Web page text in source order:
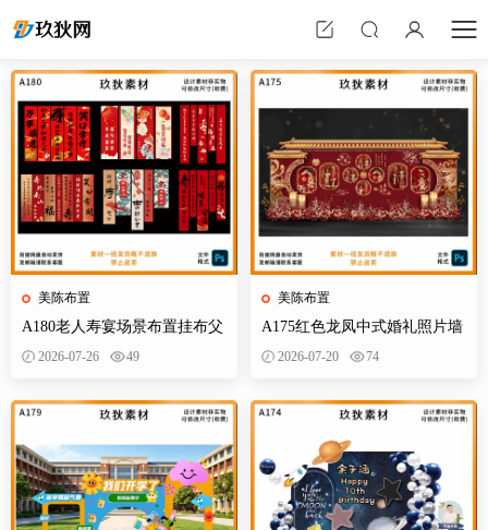
美陈布置
A180老人寿宴场景布置挂布父
母生日装饰寿星60岁帆布条酒
2026-07-26 49
美陈布置
A175红色龙凤中式婚礼照片墙
婚庆迎宾区背景布置效果图KT
2026-07-20 74